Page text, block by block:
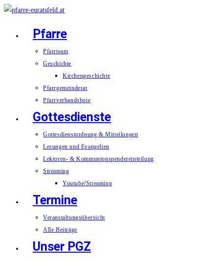
Zum
springen
Pfarre
Pfarrteam
Geschichte
Kirchengeschichte
Pfarrgemeinderat
Pfarrverbandsbote
Gottesdienste
Gottesdienstordnung & Mitteilungen
Lesungen und Evangelien
Lektoren- & Kommunionspendereinteilung
Streaming
Youtube/Streaming
Termine
Veranstaltungsübersicht
Alle Beiträge
Unser PGZ